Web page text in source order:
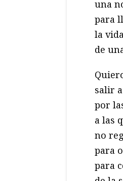
una
para
la
de
salir
por
a las
no
para
para